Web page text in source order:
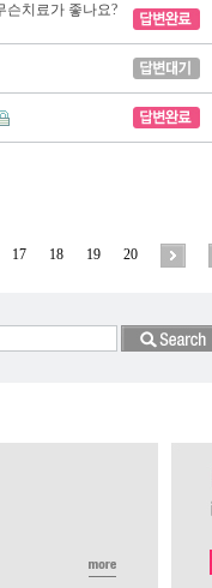
슨치료가 좋나요?
17 18 19 20